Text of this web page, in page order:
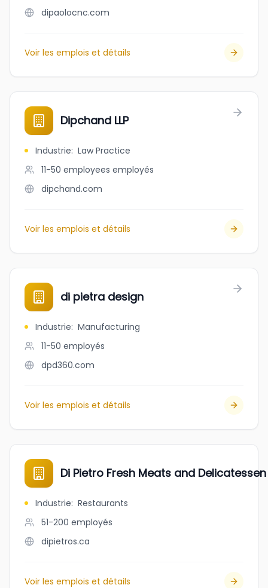
dipaolocnc.com
Voir les emplois et détails
Dipchand LLP
Industrie: Law Practice
11-50 employees employés
dipchand.com
Voir les emplois et détails
di pietra design
Industrie: Manufacturing
11-50 employés
dpd360.com
Voir les emplois et détails
Di Pietro Fresh Meats and Delicatessen
Industrie: Restaurants
51-200 employés
dipietros.ca
Voir les emplois et détails